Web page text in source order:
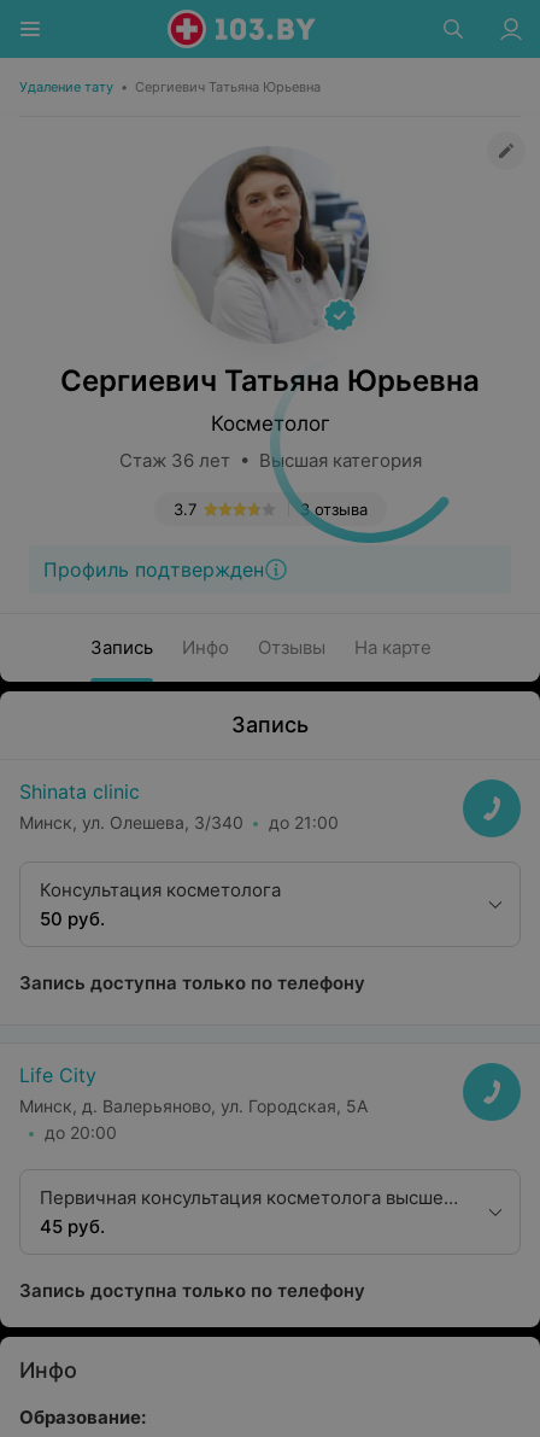
Удаление тату • Сергиевич Татьяна Юрьевна
Сергиевич Татьяна Юрьевна
Косметолог
Стаж 36 лет • Высшая категория
3 отзыва
3.7
Профиль подтвержден
Запись Инфо Отзывы На карте
Запись
Shinata clinic
Минск, ул. Олешева, 3/340 до 21:00
Консультация косметолога
50 руб.
Запись доступна только по телефону
Life City
Минск, д. Валерьяново, ул. Городская, 5А
до 20:00
Первичная консультация косметолога высшей
квалификационной категории
45 руб.
Запись доступна только по телефону
Инфо
Образование: